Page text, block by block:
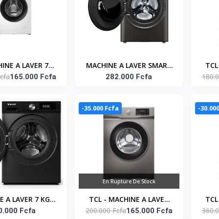
A LAVER 7KG
FRONTALE -
165.000 Fcfa
MACHINE A LAVER SMART
10 KG(STML-10M)
282.000 Fcfa
6KG
A LAVER 7 KG-
7SM SMART
Fcfa
-35.000 Fcfa
En Rupture De Stock
TCL - MACHINE A LAVER
7KG CHARGE FRONTALE -
200.000 Fcfa165.000 Fcfa
-